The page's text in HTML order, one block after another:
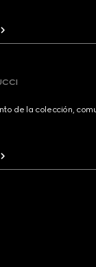
de la colección,